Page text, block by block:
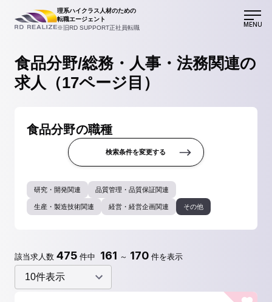
理系ハイクラス人材のための
転職エージェント
※旧RD SUPPORT正社員転職
MENU
食品分野/総務・人事・法務関連の
求人（17ページ目）
食品分野の職種
検索条件を変更する
研究・開発関連 品質管理・品質保証関連
生産・製造技術関連 経営・経営企画関連 その他
該当求人数 475 件中 161 ～ 170 件を表示